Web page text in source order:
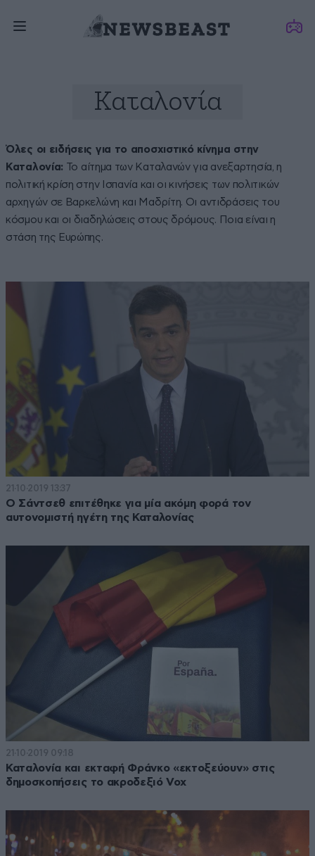
Καταλονία
Όλες οι ειδήσεις για το αποσχιστικό κίνημα στην
Καταλονία: Το αίτημα των Καταλανών για ανεξαρτησία, η
πολιτική κρίση στην Ισπανία και oι κινήσεις των πολιτικών
αρχηγών σε Βαρκελώνη και Μαδρίτη. Οι αντιδράσεις του
κόσμου και οι διαδηλώσεις στους δρόμους. Ποια είναι η
στάση της Ευρώπης.
21·10·2019 13:37
Ο Σάντσεθ επιτέθηκε για μία ακόμη φορά τον
αυτονομιστή ηγέτη της Καταλονίας
21·10·2019 09:18
Καταλονία και εκταφή Φράνκο «εκτοξεύουν» στις
δημοσκοπήσεις το ακροδεξιό Vox